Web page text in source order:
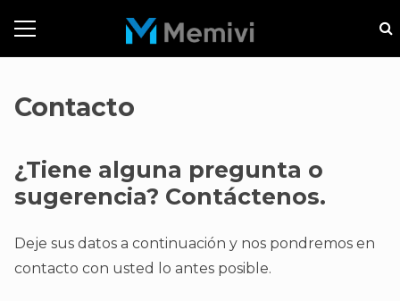
Contacto
¿Tiene alguna pregunta o
sugerencia? Contáctenos.
Deje sus datos a continuación y nos pondremos en
contacto con usted lo antes posible.